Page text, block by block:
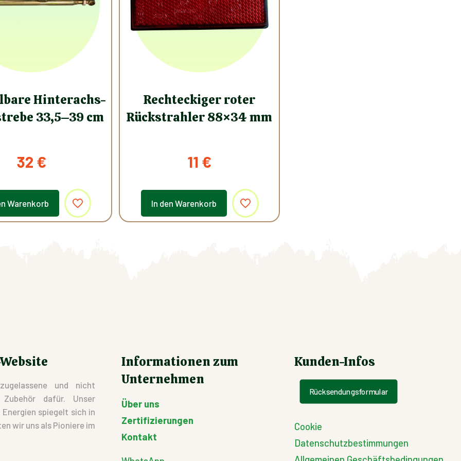
Hinterachs-
33,5–39 cm
32 €
Warenkorb
Rechteckiger roter
Rückstrahler 88×34 mm
11 €
In den Warenkorb
und nicht
dafür. Unser
spiegelt sich in
wir uns als Pioniere im
Informationen zum
Unternehmen
Über uns
Zertifizierungen
Kontakt
Kunden-Infos
Rücksendungsformular
Cookie
Datenschutzbestimmungen